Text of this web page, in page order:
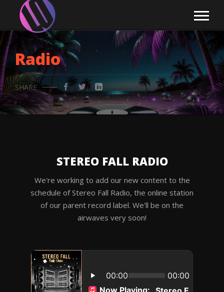
Radio
SHARE
STEREO FALL RADIO
We're working to add our new content to the
schedule of Stereo Fall Radio, the online station
of our parent record label. We'll be on the
airwaves very soon!